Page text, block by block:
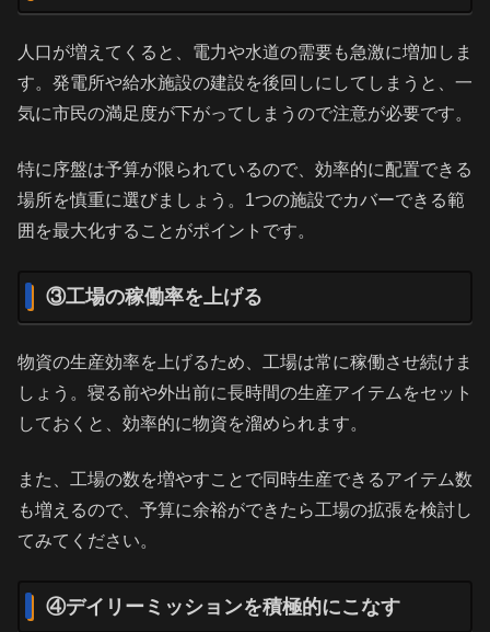
人口が増えてくると、電力や水道の需要も急激に増加しま
す。発電所や給水施設の建設を後回しにしてしまうと、一
気に市民の満足度が下がってしまうので注意が必要です。
特に序盤は予算が限られているので、効率的に配置できる
場所を慎重に選びましょう。1つの施設でカバーできる範
囲を最大化することがポイントです。
③工場の稼働率を上げる
物資の生産効率を上げるため、工場は常に稼働させ続けま
しょう。寝る前や外出前に長時間の生産アイテムをセット
しておくと、効率的に物資を溜められます。
また、工場の数を増やすことで同時生産できるアイテム数
も増えるので、予算に余裕ができたら工場の拡張を検討し
てみてください。
④デイリーミッションを積極的にこなす